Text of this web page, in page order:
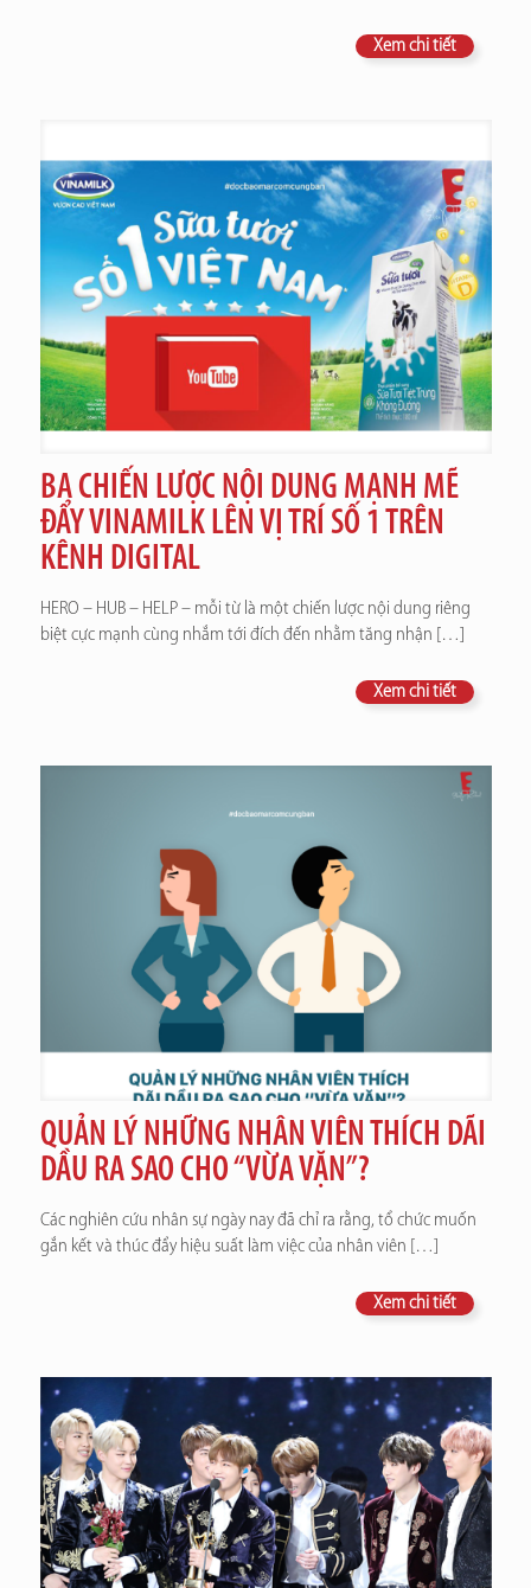
Xem chi tiết
BA CHIẾN LƯỢC NỘI DUNG MẠNH MẼ
ĐẨY VINAMILK LÊN VỊ TRÍ SỐ 1 TRÊN
KÊNH DIGITAL
HERO – HUB – HELP – mỗi từ là một chiến lược nội dung riêng
biệt cực mạnh cùng nhắm tới đích đến nhằm tăng nhận […]
Xem chi tiết
QUẢN LÝ NHỮNG NHÂN VIÊN THÍCH DÃI
DẦU RA SAO CHO “VỪA VẶN”?
Các nghiên cứu nhân sự ngày nay đã chỉ ra rằng, tổ chức muốn
gắn kết và thúc đẩy hiệu suất làm việc của nhân viên […]
Xem chi tiết